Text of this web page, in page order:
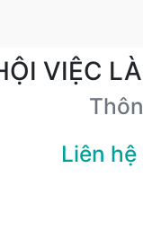
VIỆC
Liên hệ